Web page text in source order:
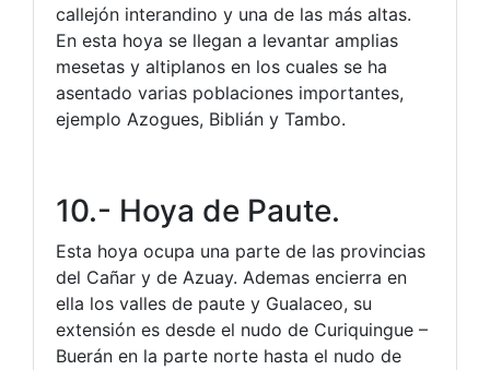
callejón interandino y una de las más altas.
En esta hoya se llegan a levantar amplias
mesetas y altiplanos en los cuales se ha
asentado varias poblaciones importantes,
ejemplo Azogues, Biblián y Tambo.
10.- Hoya de Paute.
Esta hoya ocupa una parte de las provincias
del Cañar y de Azuay. Ademas encierra en
ella los valles de paute y Gualaceo, su
extensión es desde el nudo de Curiquingue –
Buerán en la parte norte hasta el nudo de